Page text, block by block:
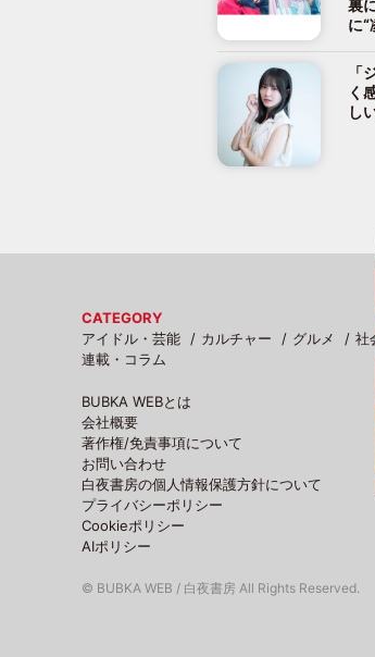
裏
に
「
く
し
CATEGORY
アイドル・芸能
カルチャー グルメ 社
連載・コラム
BUBKA WEBとは
会社概要
著作権/免責事項について
お問い合わせ
白夜書房の個人情報保護方針について
プライバシーポリシー
Cookieポリシー
AIポリシー
© BUBKA WEB / 白夜書房 All Rights Reserved.